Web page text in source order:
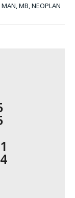
MB, NEOPLAN